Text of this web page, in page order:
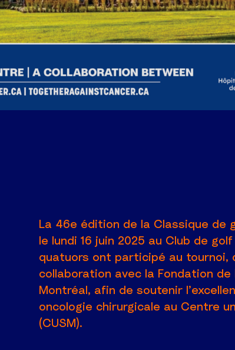
La 46e édition de la Classique de
le lundi 16 juin 2025 au Club de
quatuors ont participé au tournoi,
collaboration avec la Fondation de
Montréal, afin de soutenir
oncologie chirurgicale au Centre
(CUSM).